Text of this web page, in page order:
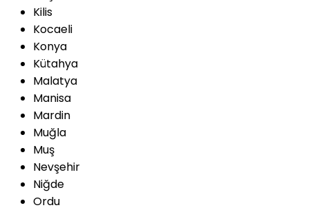
Kilis
Kocaeli
Konya
Kütahya
Malatya
Manisa
Mardin
Muğla
Muş
Nevşehir
Niğde
Ordu